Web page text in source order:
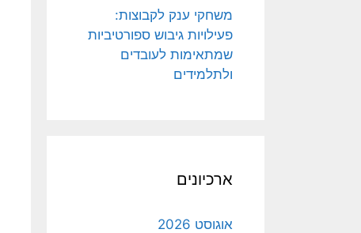
משחקי ענק לקבוצות:
פעילויות גיבוש ספורטיביות
שמתאימות לעובדים
ולתלמידים
ארכיונים
אוגוסט 2026